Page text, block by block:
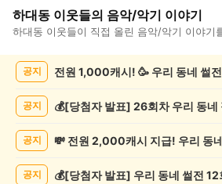
하대동 이웃들의 음악/악기 이야기
하대동 이웃들이 직접 올린 음악/악기 이야기
공지 전원 1,000캐시! 🥳 우리 동네 썰
공지
공지
공지